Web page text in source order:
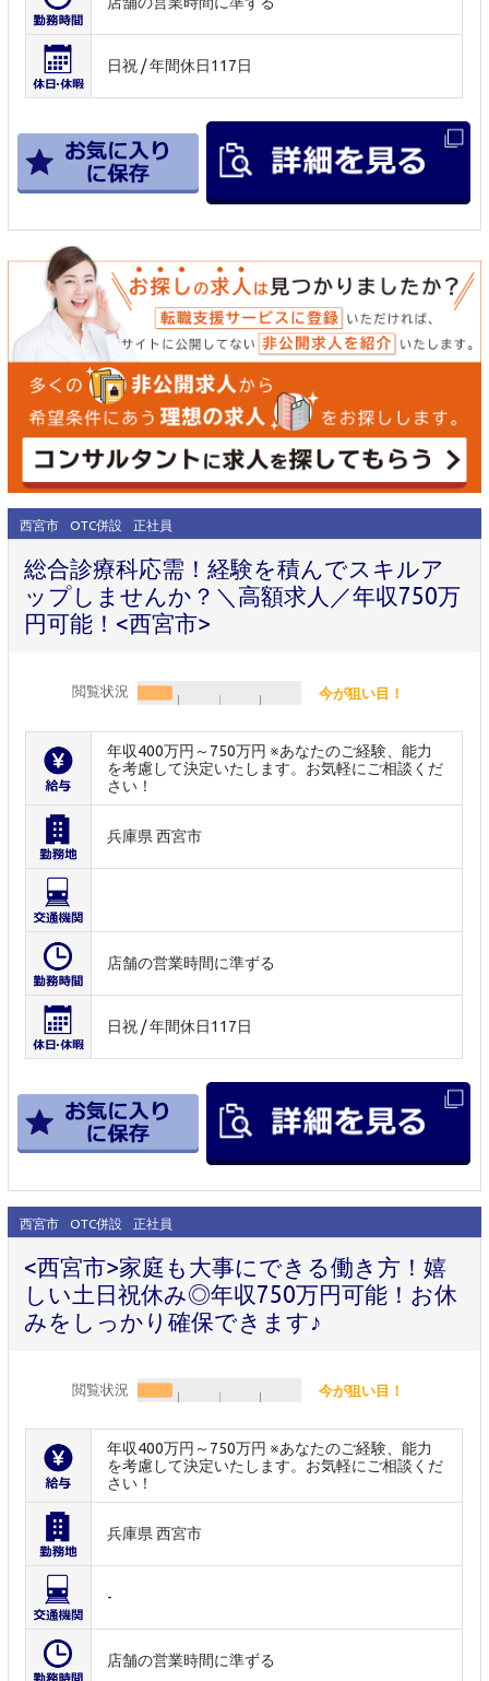
日祝 / 年間休日117日
西宮市 OTC併設 正社員
総合診療科応需！経験を積んでスキルア
ップしませんか？＼高額求人／年収750万
円可能！<西宮市>
閲覧状況 今が狙い目！
年収400万円～750万円 ※あなたのご経験、能力
を考慮して決定いたします。お気軽にご相談くだ
さい！
兵庫県 西宮市
店舗の営業時間に準ずる
日祝 / 年間休日117日
西宮市 OTC併設 正社員
<西宮市>家庭も大事にできる働き方！嬉
しい土日祝休み◎年収750万円可能！お休
みをしっかり確保できます♪
閲覧状況 今が狙い目！
年収400万円～750万円 ※あなたのご経験、能力
を考慮して決定いたします。お気軽にご相談くだ
さい！
兵庫県 西宮市
-
店舗の営業時間に準ずる